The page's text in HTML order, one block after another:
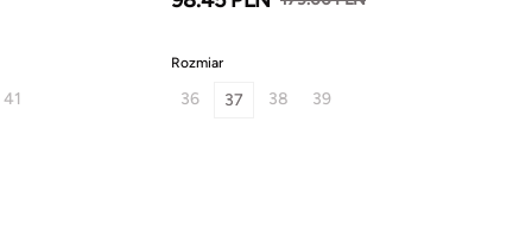
41
Rozmiar
36 37 38 39